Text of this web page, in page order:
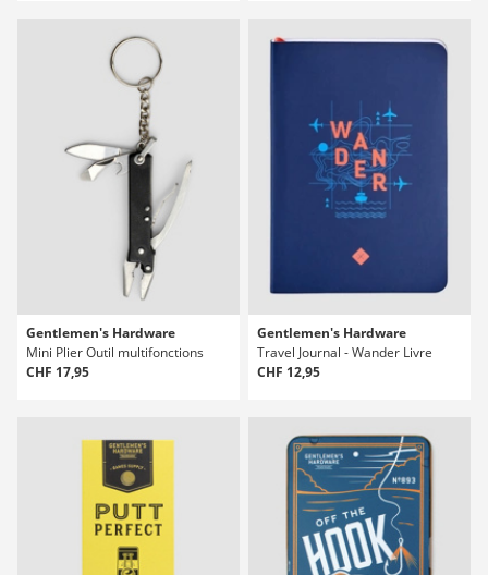
Gentlemen's Hardware
Mini Plier Outil multifonctions
CHF 17,95
Gentlemen's Hardware
Travel Journal - Wander Livre
CHF 12,95